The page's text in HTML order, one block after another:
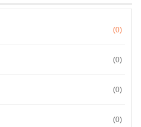
(0)
(0)
(0)
(0)